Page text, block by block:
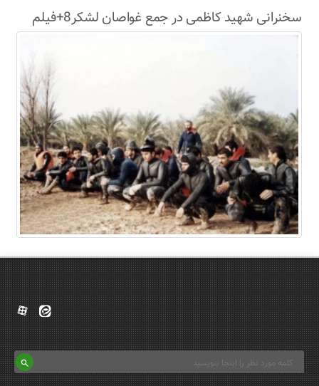
سخنرانی شهید کاظمی در جمع غواصان لشکر8+فیلم